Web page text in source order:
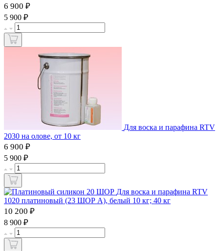
6 900 ₽
5 900 ₽
Для воска и парафина RTV
2030 на олове, от 10 кг
6 900 ₽
5 900 ₽
Для воска и парафина RTV
1020 платиновый (23 ШОР А), белый 10 кг; 40 кг
10 200 ₽
8 900 ₽